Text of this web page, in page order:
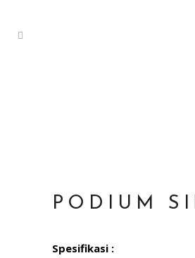
PODIUM
Spesifikasi :